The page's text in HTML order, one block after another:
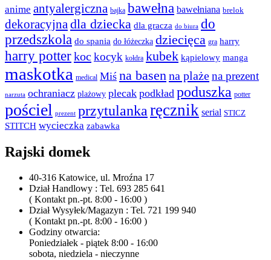
anime antyalergiczna bajka bawełna bawełniana brelok
dekoracyjna dla dziecka dla gracza do biura do
przedszkola do spania do łóżeczka dziecięca gra harry
harry potterkoc kocyk kołdra kubek kąpielowy manga
maskotka medical Miś na basenna plażena prezent
narzuta ochraniacz plażowy plecak podkład poduszka potter
pościel prezent przytulankaręcznik serial STICZ
STITCH wycieczka zabawka
Rajski domek
40-316 Katowice, ul. Mroźna 17
Dział Handlowy : Tel. 693 285 641
( Kontakt pn.-pt. 8:00 - 16:00 )
Dział Wysyłek/Magazyn : Tel. 721 199 940
( Kontakt pn.-pt. 8:00 - 16:00 )
Godziny otwarcia:
Poniedziałek - piątek 8:00 - 16:00
sobota, niedziela - nieczynne